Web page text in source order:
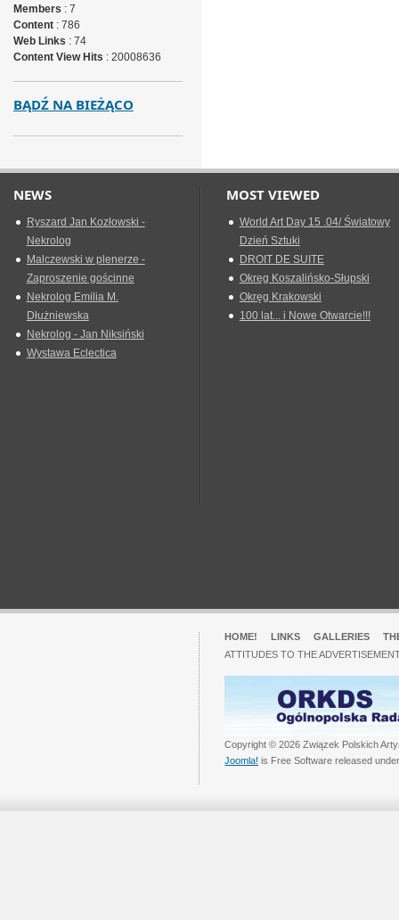
Members : 7
Content: 786
Web Links : 74
Content View Hits : 20008636
BĄDŹ NA BIEŻĄCO
NEWS
Ryszard Jan Kozłowski -
Nekrolog
Malczewski w plenerze -
Zaproszenie gościnne
Nekrolog Emilia M.
Dłużniewska
Nekrolog - Jan Niksiński
Wystawa Eclectica
MOST VIEWED
World Art Day 15 .04/ Światowy
Dzień Sztuki
DROIT DE SUITE
Okreg Koszalińsko-Słupski
Okręg Krakowski
100 lat... i Nowe Otwarcie!!!
HOME! LINKS GALLERIES
ATTITUDES TO THE
Copyright © 2026 Związek Polskich
Joomla! is Free Software released